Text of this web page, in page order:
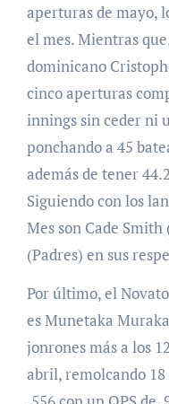
aperturas de mayo,
el mes. Mientras
dominicano
cinco aperturas
innings sin ceder ni
ponchando a 45
además de tener
Siguiendo con los
Mes son Cade
(Padres) en sus
Por último, el
es Munetaka
jonrones más a los
abril, remolcando 18